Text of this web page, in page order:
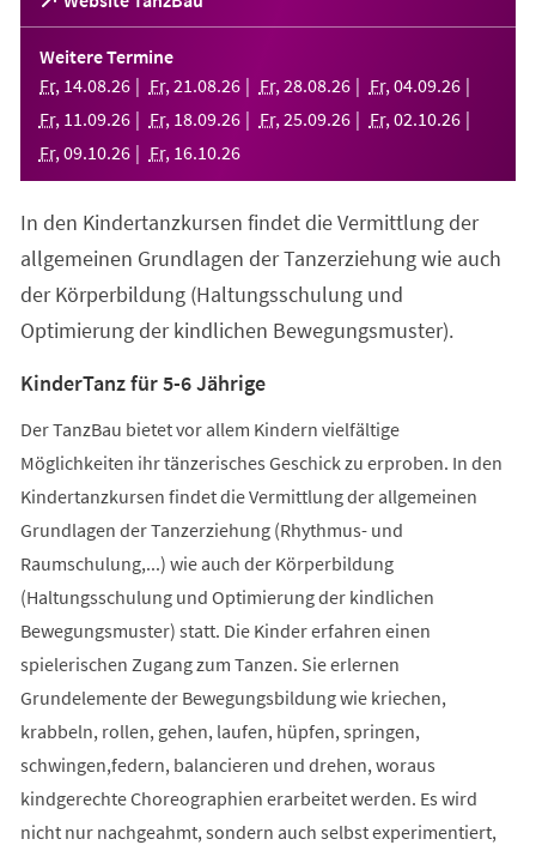
in
einem
neuen
Tab)
Weitere Termine
Fr, 14.08.26 Fr, 21 .08.26 Fr, 28.08.26 Fr, 04.09.26
Fr, 11 .09.26 Fr, 18.09.26 Fr, 25.09.26 Fr, 02.10.26
Fr, 09.10.26 Fr, 16.10.26
In den Kindertanzkursen findet die Vermittlung der
allgemeinen Grundlagen der Tanzerziehung wie auch
der Körperbildung (Haltungsschulung und
Optimierung der kindlichen Bewegungsmuster).
KinderTanz für 5-6 Jährige
Der TanzBau bietet vor allem Kindern vielfältige
Möglichkeiten ihr tänzerisches Geschick zu erproben. In den
Kindertanzkursen findet die Vermittlung der allgemeinen
Grundlagen der Tanzerziehung (Rhythmus- und
Raumschulung,...) wie auch der Körperbildung
(Haltungsschulung und Optimierung der kindlichen
Bewegungsmuster) statt. Die Kinder erfahren einen
spielerischen Zugang zum Tanzen. Sie erlernen
Grundelemente der Bewegungsbildung wie kriechen,
krabbeln, rollen, gehen, laufen, hüpfen, springen,
schwingen,federn, balancieren und drehen, woraus
kindgerechte Choreographien erarbeitet werden. Es wird
nicht nur nachgeahmt, sondern auch selbst experimentiert,